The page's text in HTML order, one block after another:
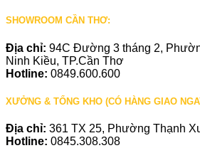
SHOWROOM CẦN THƠ:
Địa chỉ: 94C Đường 3 tháng 2,
Ninh Kiều, TP.Cần Thơ
Hotline: 0849.600.600
XƯỞNG & TỔNG KHO (CÓ HÀNG GIAO
Địa chỉ: 361 TX 25, Phường Thạnh
Hotline: 0845.308.308